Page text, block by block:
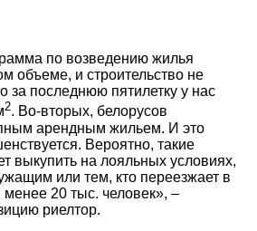
по возведению жилья
объеме, и строительство не
за последнюю пятилетку у нас
2. Во-вторых, белорусов
арендным жильем. И это
Вероятно, такие
выкупить на лояльных условиях,
или тем, кто переезжает в
20 тыс. человек», –
риелтор.